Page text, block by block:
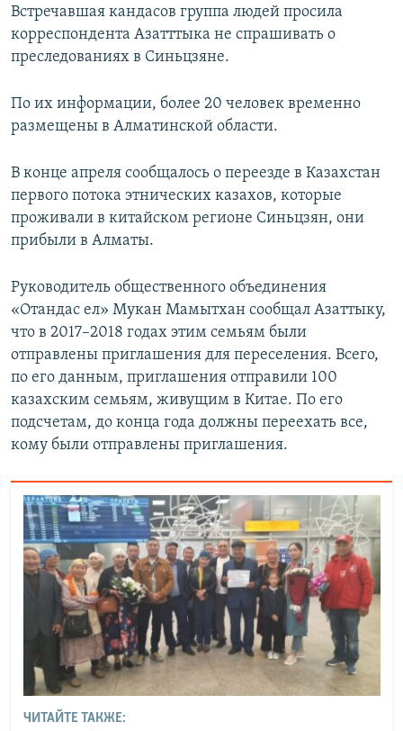
Встречавшая кандасов группа людей просила
корреспондента Азатттыка не спрашивать о
преследованиях в Синьцзяне.
По их информации, более 20 человек временно
размещены в Алматинской области.
В конце апреля сообщалось о переезде в Казахстан
первого потока этнических казахов, которые
проживали в китайском регионе Синьцзян, они
прибыли в Алматы.
Руководитель общественного объединения
«Отандас ел» Мукан Мамытхан сообщал Азаттыку,
что в 2017–2018 годах этим семьям были
отправлены приглашения для переселения. Всего,
по его данным, приглашения отправили 100
казахским семьям, живущим в Китае. По его
подсчетам, до конца года должны переехать все,
кому были отправлены приглашения.
ЧИТАЙТЕ ТАКЖЕ: